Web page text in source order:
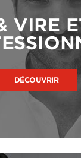
VIRE
DÉCOUVRIR